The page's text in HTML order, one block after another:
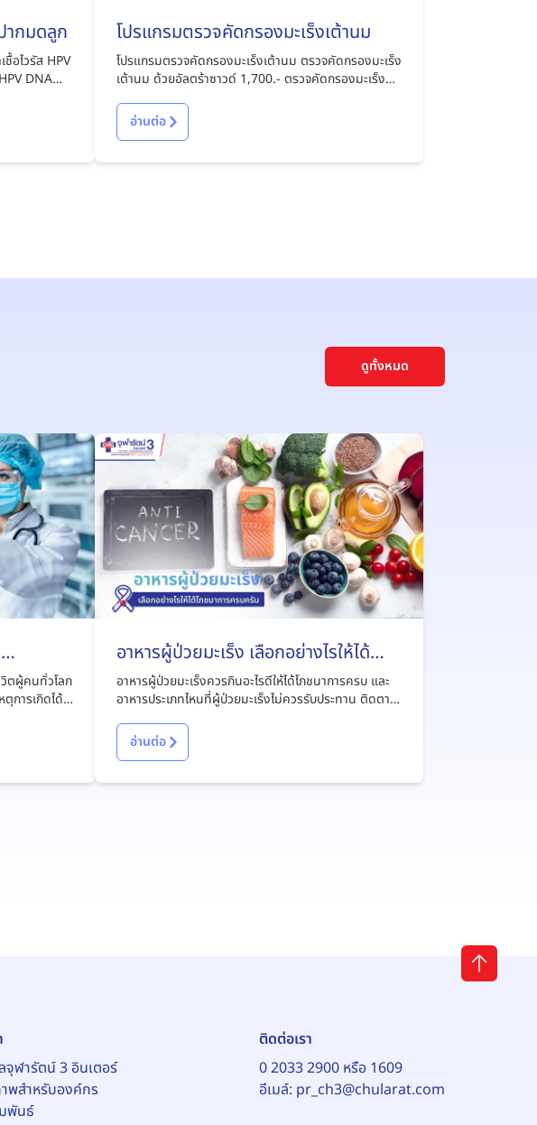
ากมดลูก
อไวรัส HPV
โปรแกรมตรวจคัดกรองมะเร็งเต้านม
โปรแกรมตรวจคัดกรองมะเร็งเต้านม ตรวจคัดกรองมะเร็ง
เต้านม ด้วยอัลตร้าซาวด์ 1,700.- ตรวจคัดกรองมะเร็ง
2,500.-
อ่านต่อ
ดูทั้งหมด
งของ
วิตผู้คนทั่วโลก
การเกิดได้
อาหารผู้ป่วยมะเร็ง เลือกอย่างไรให้ได้
โภชนาการครบครัน
อาหารผู้ป่วยมะเร็งควรกินอะไรดีให้ได้โภชนาการครบ และ
อาหารประเภทไหนที่ผู้ป่วยมะเร็งไม่ควรรับประทาน ติดตาม
อ่านต่อ
จุฬารัตน์ 3 อินเตอร์
พสำหรับองค์กร
พันธ์
ติดต่อเรา
0 2033 2900 หรือ 1609
อีเมล์: pr_ch3@chularat.com